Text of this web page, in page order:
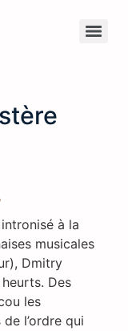
à la
musicales
Dmitry
Des
les
l’ordre qui